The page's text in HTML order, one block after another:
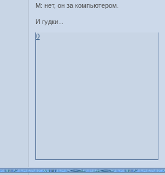
М: нет, он за компьютером.
И гудки...
0